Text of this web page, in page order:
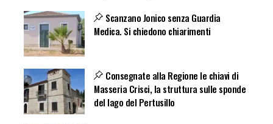
Scanzano Jonico senza Guardia
Medica. Si chiedono chiarimenti
Consegnate alla Regione le chiavi di
Masseria Crisci, la struttura sulle sponde
del lago del Pertusillo